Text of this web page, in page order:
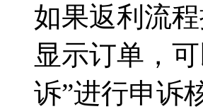
如果返利流
显示订单，
诉”进行申诉